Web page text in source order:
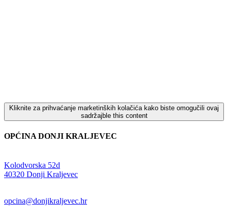
Kliknite za prihvaćanje marketinških kolačića kako biste omogučili ovaj
sadržajble this content
OPĆINA DONJI KRALJEVEC
Kolodvorska 52d
40320 Donji Kraljevec
opcina@donjikraljevec.hr